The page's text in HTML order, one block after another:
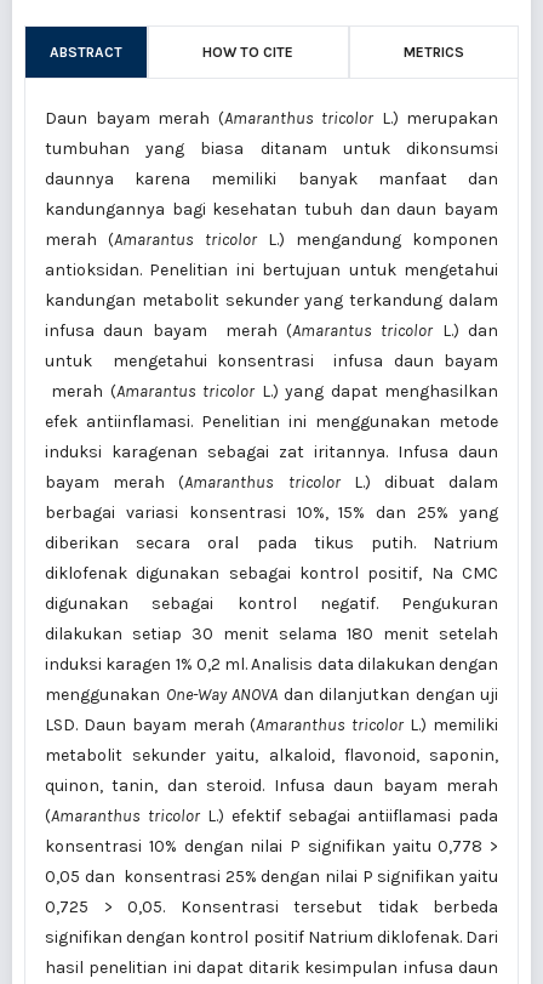
ABSTRACT HOW TO CITE METRICS
Daun bayam merah (Amaranthus tricolor L.) merupakan
tumbuhan yang biasa ditanam untuk dikonsumsi
daunnya karena memiliki banyak manfaat dan
kandungannya bagi kesehatan tubuh dan daun bayam
merah (Amarantus tricolor L.) mengandung komponen
antioksidan. Penelitian ini bertujuan untuk mengetahui
kandungan metabolit sekunder yang terkandung dalam
infusa daun bayam merah (Amarantus tricolor L.) dan
untuk mengetahui konsentrasi infusa daun bayam
merah (Amarantus tricolorL.) yang dapat menghasilkan
efek antiinflamasi. Penelitian ini menggunakan metode
induksi karagenan sebagai zat iritannya. Infusa daun
bayam merah (Amaranthus tricolor L.) dibuat dalam
berbagai variasi konsentrasi 10%, 15% dan 25% yang
diberikan secara oral pada tikus putih. Natrium
diklofenak digunakan sebagai kontrol positif, Na CMC
digunakan sebagai kontrol negatif. Pengukuran
dilakukan setiap 30 menit selama 180 menit setelah
induksi karagen 1% 0,2 ml. Analisis data dilakukan dengan
menggunakan One-Way ANOVA dan dilanjutkan dengan uji
LSD. Daun bayam merah (Amaranthus tricolor L.) memiliki
metabolit sekunder yaitu, alkaloid, flavonoid, saponin,
quinon, tanin, dan steroid. Infusa daun bayam merah
(Amaranthus tricolor L.) efektif sebagai antiiflamasi pada
konsentrasi 10% dengan nilai P signifikan yaitu 0,778 >
0,05 dan konsentrasi 25% dengan nilai P signifikan yaitu
0,725 > 0,05. Konsentrasi tersebut tidak berbeda
signifikan dengan kontrol positif Natrium diklofenak. Dari
hasil penelitian ini dapat ditarik kesimpulan infusa daun